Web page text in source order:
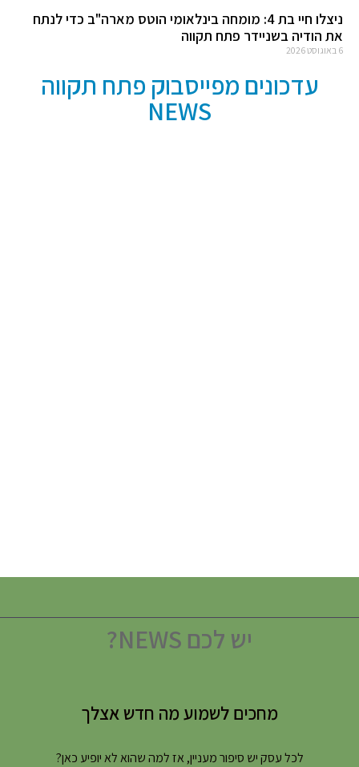
ניצלו חיי בת 4: מומחה בינלאומי הוטס מארה"ב כדי לנתח
את הודיה בשניידר פתח תקווה
6 באוגוסט 2026
עדכונים מפייסבוק פתח תקווה
NEWS
יש לכם NEWS?
מחכים לשמוע מה חדש אצלך
לכל עסק יש סיפור מעניין, אז למה שהוא לא יופיע כאן?